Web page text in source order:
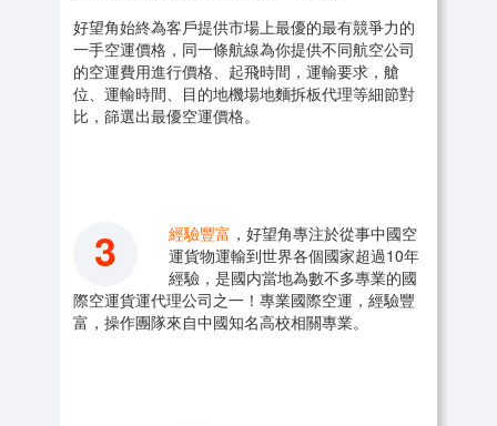
好望角始終為客戶提供市場上最優的最有競爭力的
一手空運價格，同一條航線為你提供不同航空公司
的空運費用進行價格、起飛時間，運輸要求，艙
位、運輸時間、目的地機場地麵拆板代理等細節對
比，篩選出最優空運價格。
3 經驗豐富 ，好望角專注於從事中國空
運貨物運輸到世界各個國家超過10年
經驗，是國内當地為數不多專業的國
際空運貨運代理公司之一！專業國際空運，經驗豐
富，操作團隊來自中國知名高校相關專業。